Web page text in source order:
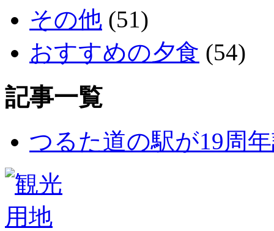
その他 (51)
おすすめの夕食 (54)
記事一覧
つるた道の駅が19周